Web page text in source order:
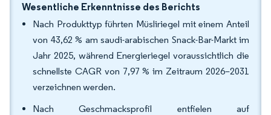
Wesentliche Erkenntnisse des Berichts
Nach Produkttyp führten Müsliriegel mit einem Anteil
von 43,62 % am saudi-arabischen Snack-Bar-Markt im
Jahr 2025, während Energieriegel voraussichtlich die
schnellste CAGR von 7,97 % im Zeitraum 2026–2031
verzeichnen werden.
Nach Geschmacksprofil entfielen auf